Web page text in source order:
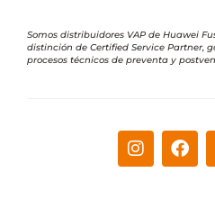
Somos distribuidores VAP de Huawei
distinción de Certified Service Partner,
procesos técnicos de preventa y